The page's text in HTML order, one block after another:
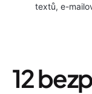
textů, e-
12